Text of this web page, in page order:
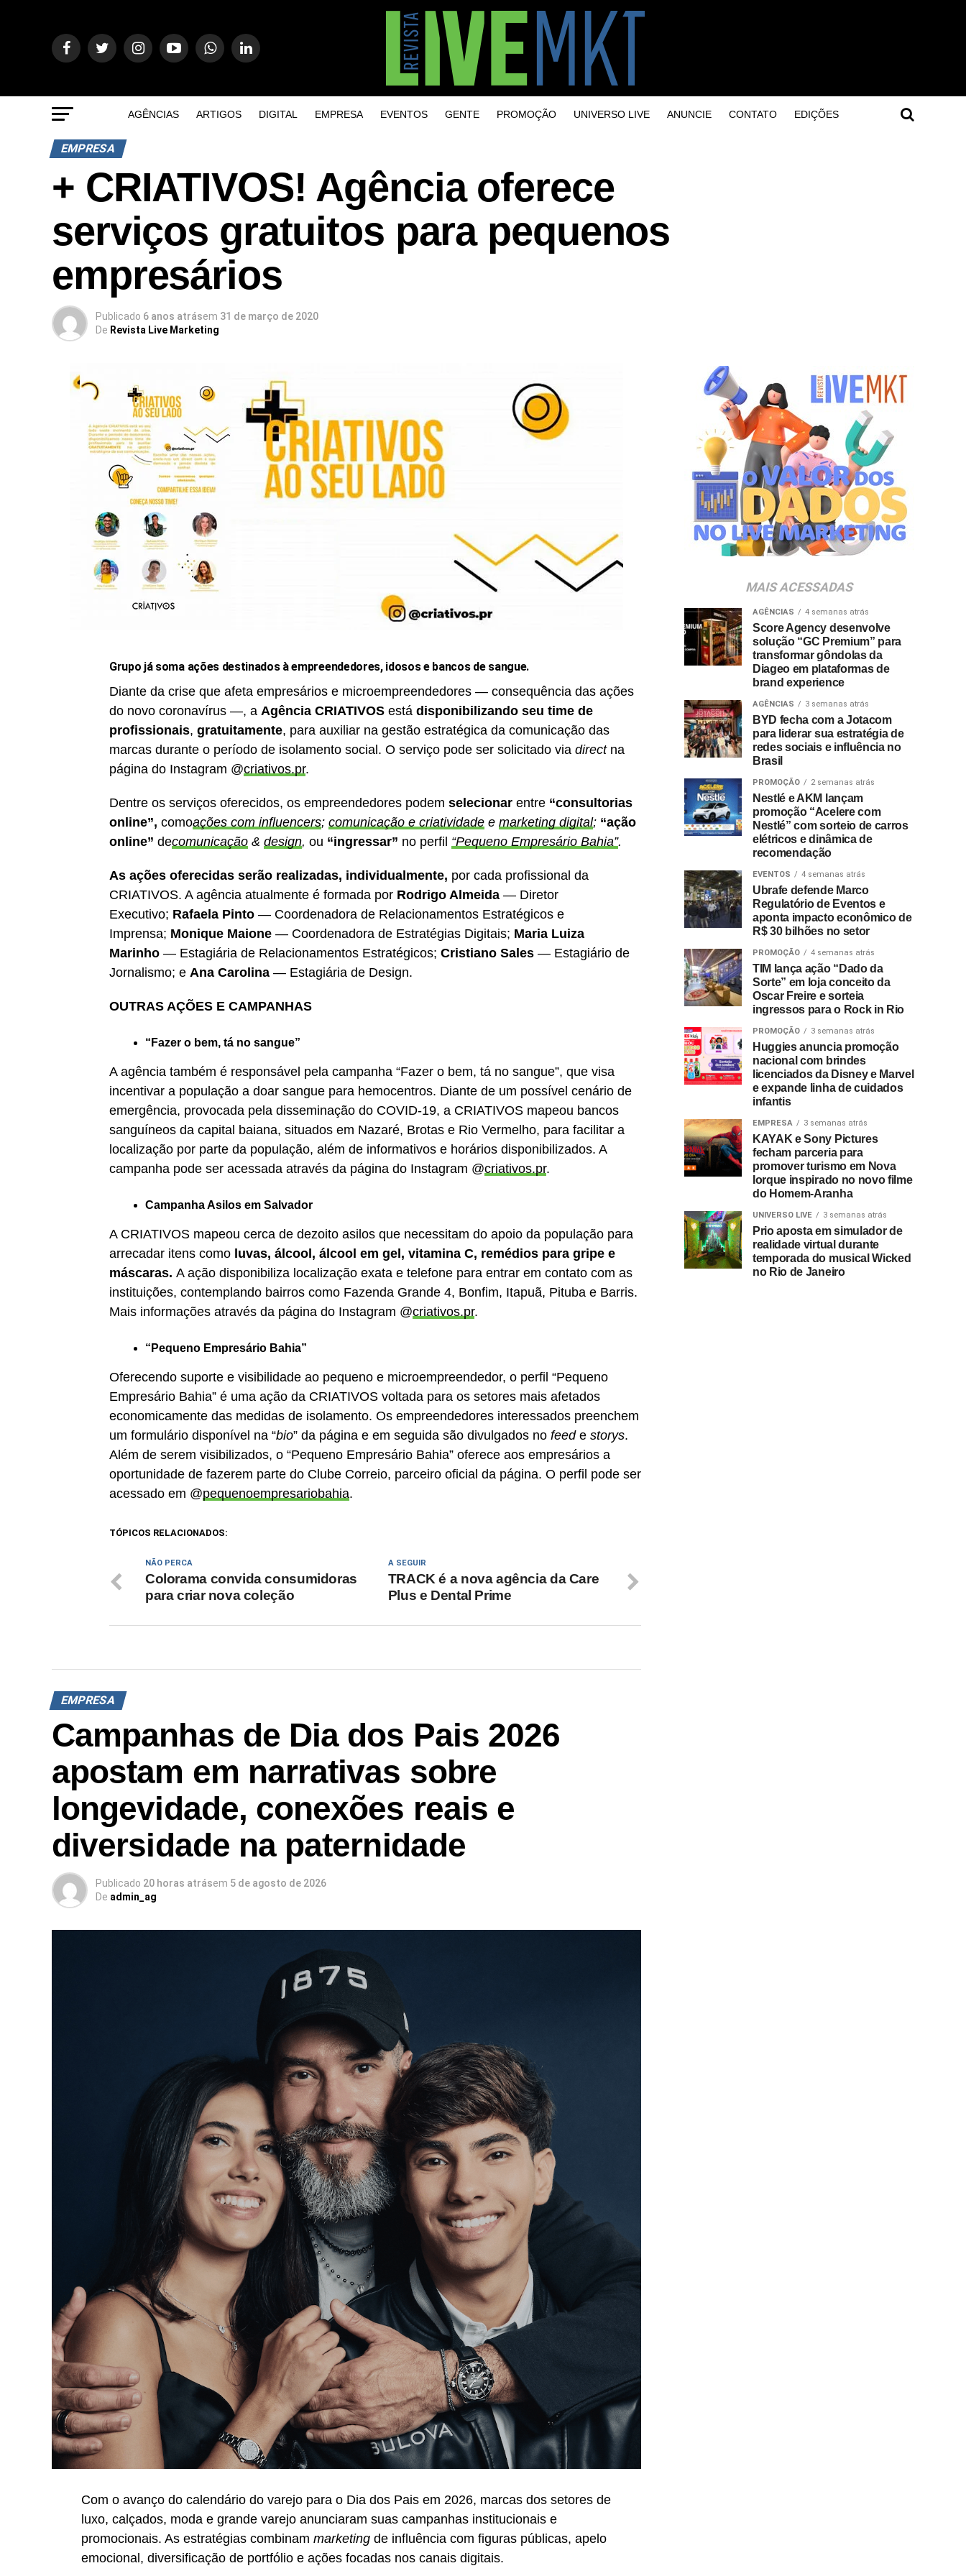
AGÊNCIAS ARTIGOS DIGITAL EMPRESA EVENTOS GENTE PROMOÇÃO UNIVERSO LIVE ANUNCIE CONTATO EDIÇÕES
EMPRESA
+ CRIATIVOS! Agência oferece
serviços gratuitos para pequenos
empresários
Publicado 6 anos atrásem 31 de março de 2020
De Revista Live Marketing
Grupo já soma ações destinados à empreendedores, idosos e bancos de sangue.
Diante da crise que afeta empresários e microempreendedores — consequência das ações
do novo coronavírus —, a Agência CRIATIVOS está disponibilizando seu time de
profissionais, gratuitamente, para auxiliar na gestão estratégica da comunicação das
marcas durante o período de isolamento social. O serviço pode ser solicitado via directna
página do Instagram @criativos.pr.
Dentre os serviços oferecidos, os empreendedores podem selecionar entre “consultorias
online”, comoações com influencers; comunicação e criatividade e marketing digital; “ação
online” decomunicação & design, ou “ingressar” no perfil “Pequeno Empresário Bahia”.
As ações oferecidas serão realizadas, individualmente, por cada profissional da
CRIATIVOS. A agência atualmente é formada por Rodrigo Almeida — Diretor
Executivo; Rafaela Pinto — Coordenadora de Relacionamentos Estratégicos e
Imprensa; Monique Maione — Coordenadora de Estratégias Digitais; Maria Luiza
Marinho — Estagiária de Relacionamentos Estratégicos; Cristiano Sales — Estagiário de
Jornalismo; e Ana Carolina — Estagiária de Design.
OUTRAS AÇÕES E CAMPANHAS
“Fazer o bem, tá no sangue”
A agência também é responsável pela campanha “Fazer o bem, tá no sangue”, que visa
incentivar a população a doar sangue para hemocentros. Diante de um possível cenário de
emergência, provocada pela disseminação do COVID-19, a CRIATIVOS mapeou bancos
sanguíneos da capital baiana, situados em Nazaré, Brotas e Rio Vermelho, para facilitar a
localização por parte da população, além de informativos e horários disponibilizados. A
campanha pode ser acessada através da página do Instagram @criativos.pr.
Campanha Asilos em Salvador
A CRIATIVOS mapeou cerca de dezoito asilos que necessitam do apoio da população para
arrecadar itens como luvas, álcool, álcool em gel, vitamina C, remédios para gripe e
máscaras. A ação disponibiliza localização exata e telefone para entrar em contato com as
instituições, contemplando bairros como Fazenda Grande 4, Bonfim, Itapuã, Pituba e Barris.
Mais informações através da página do Instagram @criativos.pr.
“Pequeno Empresário Bahia”
Oferecendo suporte e visibilidade ao pequeno e microempreendedor, o perfil “Pequeno
Empresário Bahia” é uma ação da CRIATIVOS voltada para os setores mais afetados
economicamente das medidas de isolamento. Os empreendedores interessados preenchem
um formulário disponível na “bio” da página e em seguida são divulgados no feede storys.
Além de serem visibilizados, o “Pequeno Empresário Bahia” oferece aos empresários a
oportunidade de fazerem parte do Clube Correio, parceiro oficial da página. O perfil pode ser
acessado em @pequenoempresariobahia.
TÓPICOS RELACIONADOS:
A SEGUIR
TRACK é a nova agência da Care
Plus e Dental Prime
NÃO PERCA
Colorama convida consumidoras
para criar nova coleção
EMPRESA
Campanhas de Dia dos Pais 2026
apostam em narrativas sobre
longevidade, conexões reais e
diversidade na paternidade
Publicado 20 horas atrásem 5 de agosto de 2026
De admin_ag
Com o avanço do calendário do varejo para o Dia dos Pais em 2026, marcas dos setores de
luxo, calçados, moda e grande varejo anunciaram suas campanhas institucionais e
promocionais. As estratégias combinam marketing de influência com figuras públicas, apelo
emocional, diversificação de portfólio e ações focadas nos canais digitais.
MAIS ACESSADAS
AGÊNCIAS 4 semanas atrás
Score Agency desenvolve
solução “GC Premium” para
transformar gôndolas da
Diageo em plataformas de
brand experience
AGÊNCIAS 3 semanas atrás
BYD fecha com a Jotacom
para liderar sua estratégia de
redes sociais e influência no
Brasil
PROMOÇÃO 2 semanas atrás
Nestlé e AKM lançam
promoção “Acelere com
Nestlé” com sorteio de carros
elétricos e dinâmica de
recomendação
EVENTOS 4 semanas atrás
Ubrafe defende Marco
Regulatório de Eventos e
aponta impacto econômico de
R$ 30 bilhões no setor
PROMOÇÃO 4 semanas atrás
TIM lança ação “Dado da
Sorte” em loja conceito da
Oscar Freire e sorteia
ingressos para o Rock in Rio
PROMOÇÃO 3 semanas atrás
Huggies anuncia promoção
nacional com brindes
licenciados da Disney e Marvel
e expande linha de cuidados
infantis
EMPRESA 3 semanas atrás
KAYAK e Sony Pictures
fecham parceria para
promover turismo em Nova
Iorque inspirado no novo filme
do Homem-Aranha
UNIVERSO LIVE 3 semanas atrás
Prio aposta em simulador de
realidade virtual durante
temporada do musical Wicked
no Rio de Janeiro